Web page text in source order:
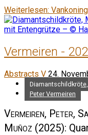
Weiterlesen:
Vermeiren -
Abstracts V 24.
Peter Vermeiren
Vermeiren, Peter,
Muñoz (2025):